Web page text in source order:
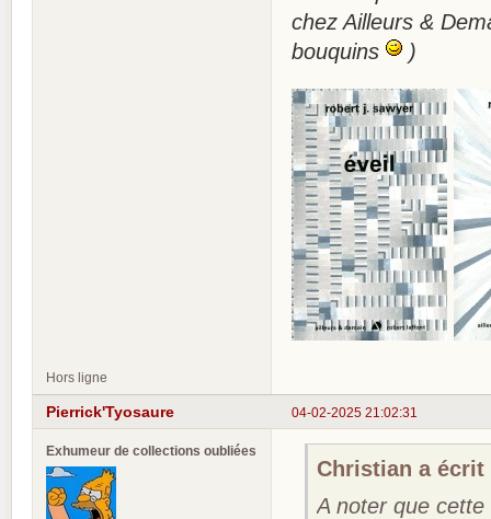
chez Ailleurs &
bouquins
)
Hors ligne
04-02-2025 21:02:31
Pierrick'Tyosaure
Exhumeur de collections oubliées
Christian a écrit
A noter que